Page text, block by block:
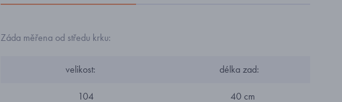
Záda měřena od středu krku:
velikost: délka zad:
104 40 cm